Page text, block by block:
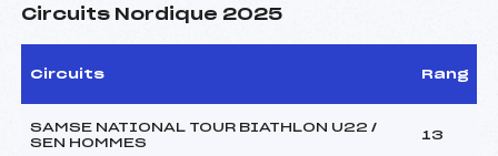
Circuits Nordique 2025
Circuits Rang
SAMSE NATIONAL TOUR BIATHLON U22 /
SEN HOMMES
13